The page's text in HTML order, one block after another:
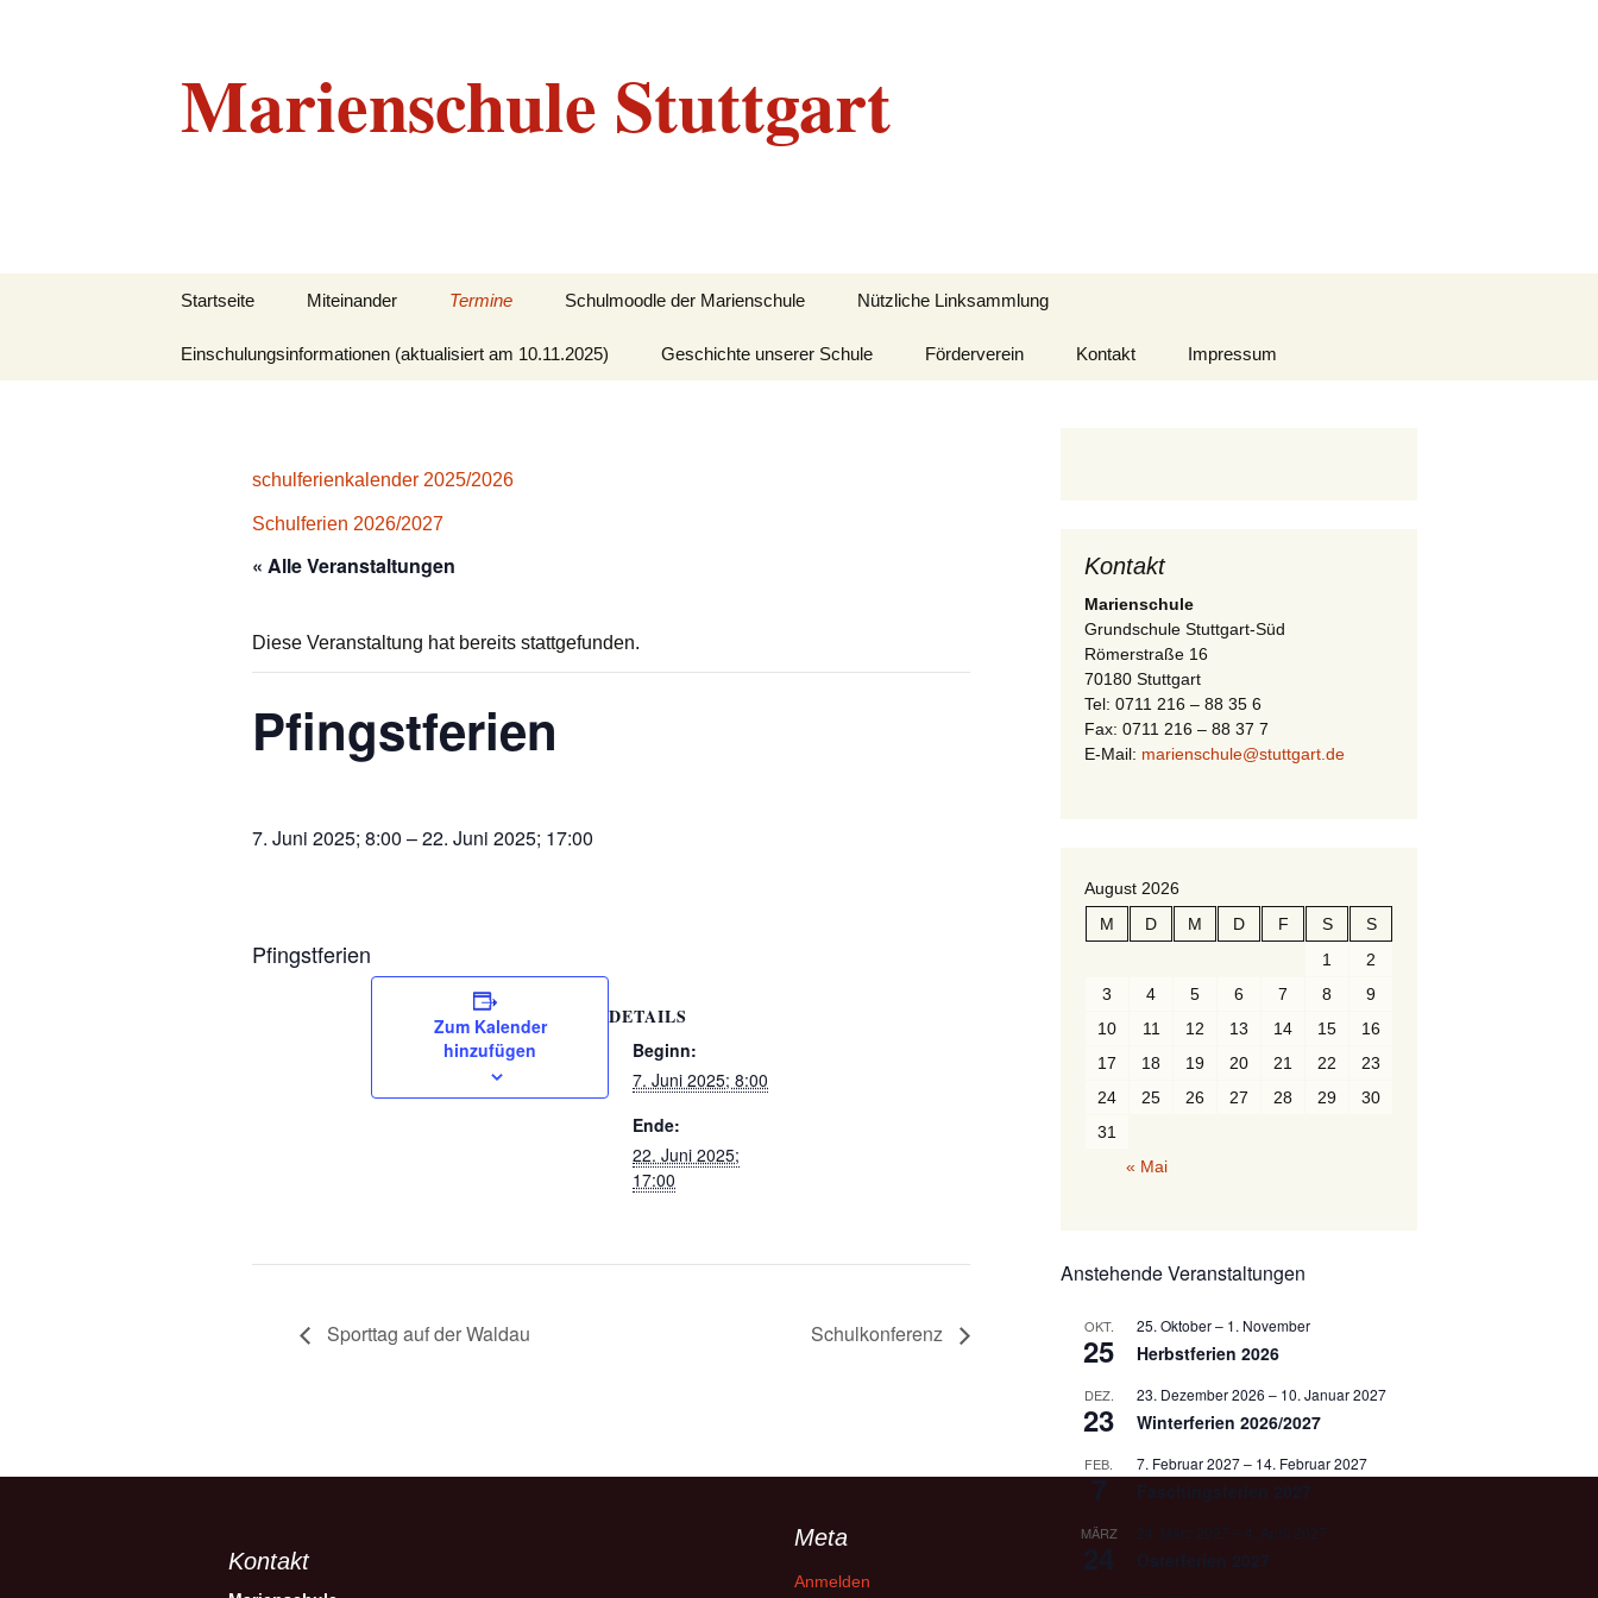
Marienschule Stuttgart
springen
Startseite Miteinander
Grundlegendes
Unser Team
Ganztag/pädagogischer
Schulsozialarbeit und
Projekt Süd² an der
Marienschule
Unsere Partner
Termine Schulmoodle der Marienschule Nützliche Linksammlung
Einschulungsinformationen (aktualisiert am 10.11.2025) Geschichte unserer Schule Förderverein Kontakt Impressum
schulferienkalender 2025/2026
Schulferien 2026/2027
« Alle Veranstaltungen
Diese Veranstaltung hat bereits stattgefunden.
Pfingstferien
7. Juni 2025; 8:00 –22. Juni 2025; 17:00
Pfingstferien
Zum Kalender
hinzufügen
DETAILS
Beginn:
7. Juni 2025; 8:00
Ende:
22. Juni 2025;
17:00
Sporttag auf der Waldau Schulkonferenz
Kontakt
Marienschule
Grundschule Stuttgart-Süd
Römerstraße 16
70180 Stuttgart
Tel: 0711 216 – 88 35 6
Fax: 0711 216 – 88 37 7
E-Mail: marienschule@stuttgart.de
August 2026
M
D M D F S
S
1
2
3
4 5 6 7 8
9
10
11 12 13 14 15
16
17
18 19 20 21 22
23
24
25 26 27 28 29
30
31
« Mai
Anstehende Veranstaltungen
OKT.
25
25. Oktober– 1. November
Herbstferien 2026
DEZ.
23
23. Dezember 2026 – 10. Januar 2027
Winterferien 2026/2027
FEB.
7
7. Februar 2027– 14. Februar 2027
Faschingsferien 2027
MÄRZ
24
24. März 2027 4. April 2027
Osterferien 2027
Kontakt
Meta
Anmelden